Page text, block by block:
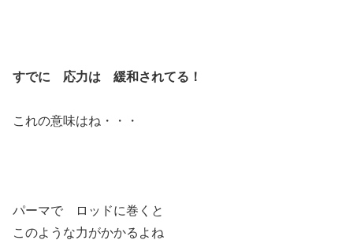
すでに 応力は 緩和されてる！
これの意味はね・・・
パーマで ロッドに巻くと
このような力がかかるよね